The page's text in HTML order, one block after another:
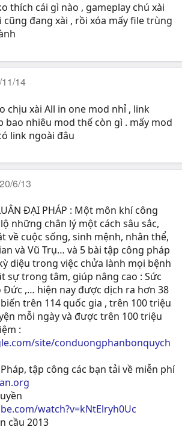
thích cái gì nào , gameplay chú xài
cũng đang xài , rồi xóa mấy file trùng
14
chịu xài All in one mod nhỉ , link
bao nhiêu mod thế còn gì . mấy mod
link ngoài đâu
20/6/13
ĐẠI PHÁP : Một môn khí công
những chân lý một cách sâu sắc,
về cuộc sống, sinh mệnh, nhân thể,
và Vũ Trụ… và 5 bài tập công pháp
diệu trong việc chửa lành mọi bệnh
sự trong tâm, giúp nâng cao : Sức
Ðức ,… hiện nay được dịch ra hơn 38
trên 114 quốc gia , trên 100 triệu
mỗi ngày và được trên 100 triệu
:
site/conduongphanbonquych
tập công các bạn tải về miễn phí
watch?v=kNtElryh0Uc
cầu 2013